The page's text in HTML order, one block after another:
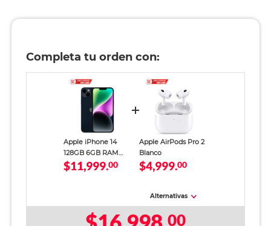
Completa tu orden con:
Apple iPhone 14
128GB 6GB RAM
eSIM Negro
$11,999.00
Apple AirPods Pro 2
Blanco
$4,999.00
Alternativas
00